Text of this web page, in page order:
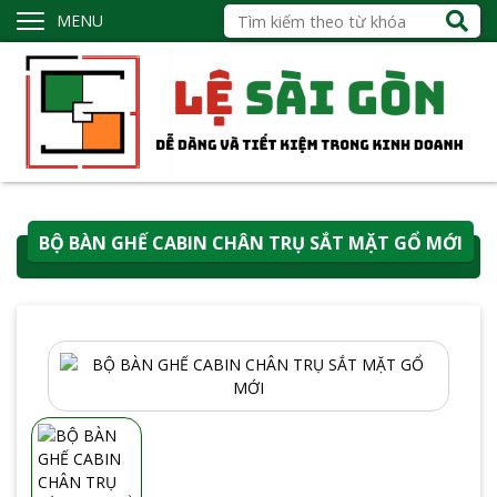
MENU
BỘ BÀN GHẾ CABIN CHÂN TRỤ SẮT MẶT GỔ MỚI